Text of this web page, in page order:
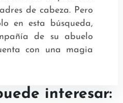
de cabeza. Pero
en esta búsqueda,
de su abuelo
con una magia
interesar: